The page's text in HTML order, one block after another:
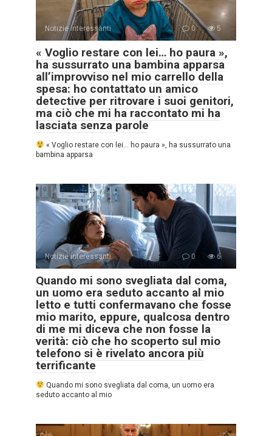
Notizie interessanti 0 5
« Voglio restare con lei… ho paura »,
ha sussurrato una bambina apparsa
all’improvviso nel mio carrello della
spesa: ho contattato un amico
detective per ritrovare i suoi genitori,
ma ciò che mi ha raccontato mi ha
lasciata senza parole
« Voglio restare con lei… ho paura », ha sussurrato una
bambina apparsa
Notizie interessanti 0 6
Quando mi sono svegliata dal coma,
un uomo era seduto accanto al mio
letto e tutti confermavano che fosse
mio marito, eppure, qualcosa dentro
di me mi diceva che non fosse la
verità: ciò che ho scoperto sul mio
telefono si è rivelato ancora più
terrificante
Quando mi sono svegliata dal coma, un uomo era
seduto accanto al mio